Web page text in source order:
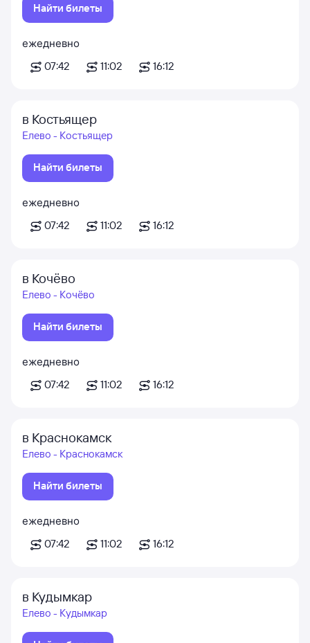
Найти билеты
ежедневно
07:42
11:02 16:12
в Костьящер
Елево - Костьящер
Найти билеты
ежедневно
07:42
11:02 16:12
в Кочёво
Елево - Кочёво
Найти билеты
ежедневно
07:42
11:02 16:12
в Краснокамск
Елево - Краснокамск
Найти билеты
ежедневно
07:42
11:02 16:12
в Кудымкар
Елево - Кудымкар